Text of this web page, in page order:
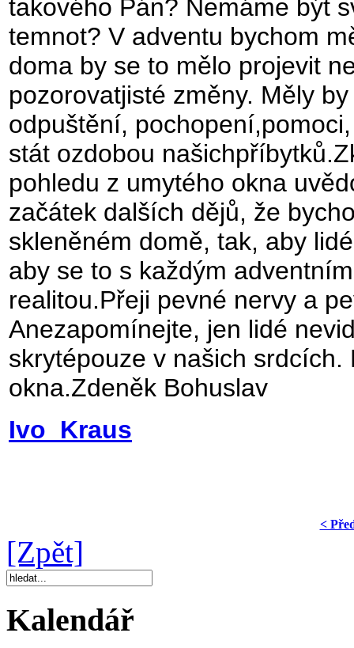
takového Pán? Nemáme být
temnot? V adventu bychom
doma by se to mělo projevit
pozorovatjisté změny. Měly
odpuštění,
stát ozdobou
pohledu z umytého okna
začátek dalších dějů, že
skleněném domě, tak, aby
aby se to s každým
realitou.Přeji pevné nervy a
Anezapomínejte, jen lidé
skrytépouze v našich
okna.Zdeněk Bohuslav
Ivo Kraus
<
[Zpět]
Kalendář